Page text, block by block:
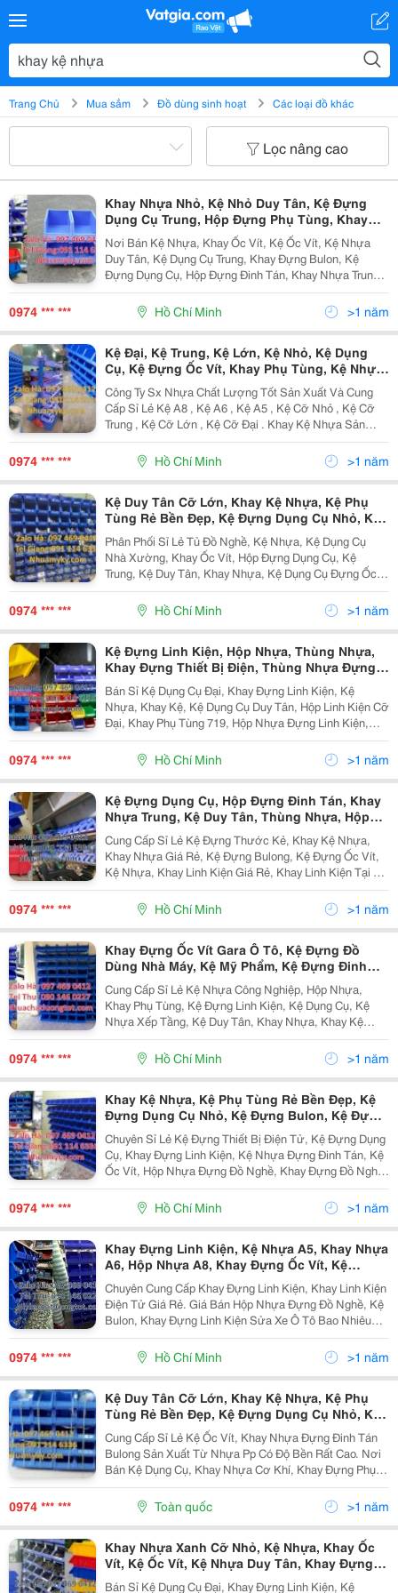
Trang Chủ Mua sắm Đồ dùng sinh hoạt Các loại đồ khác
Lọc nâng cao
Khay Nhựa Nhỏ, Kệ Nhỏ Duy Tân, Kệ Đựng
Dụng Cụ Trung, Hộp Đựng Phụ Tùng, Khay
Nhựa, Hộp Nhựa, Thùng Nhựa, Khay Linh
Kiện, Kệ Đựng Dụng Cụ, Khay Đựng Ốc Vít
Gara Ô Tô, Kệ Đựng Đồ Dùng Nhà Máy,
Nơi Bán Kệ Nhựa, Khay Ốc Vít, Kệ Ốc Vít, Kệ Nhựa
Duy Tân, Kệ Dụng Cụ Trung, Khay Đựng Bulon, Kệ
Đựng Dụng Cụ, Hộp Đựng Đinh Tán, Khay Nhựa Trung,
Kệ Duy Tân, Thùng Nhựa Chuyên Cung Cấp Sỉ Lẻ Khay
Kệ Nhựa, Kệ Ốc Vít Giá Rẻ Tại Tp...
0974 *** *** Hồ Chí Minh >1 năm
Kệ Đại, Kệ Trung, Kệ Lớn, Kệ Nhỏ, Kệ Dụng
Cụ, Kệ Đựng Ốc Vít, Khay Phụ Tùng, Kệ Nhựa,
Khay Nhựa Bít, Khay Đựng Mỹ Phẩm, Khay
Đựng Dụng Cụ Cơ Khí, Hộp Nhựa Duy
Tânkhay Phụ Tùng, Khay Nhựa, Khay Đựng
Linh Kiện,
Công Ty Sx Nhựa Chất Lượng Tốt Sản Xuất Và Cung
Cấp Sỉ Lẻ Kệ A8 , Kệ A6 , Kệ A5 , Kệ Cỡ Nhỏ , Kệ Cỡ
Trung , Kệ Cỡ Lớn , Kệ Cỡ Đại . Khay Kệ Nhựa Sản
Xuất Từ Hạt Nhựa Pp Nguyên Sinh Có Màu Xanh
Dương Rất Bền, Cấu Tạo Đơn Giản Có...
0974 *** *** Hồ Chí Minh >1 năm
Kệ Duy Tân Cỡ Lớn, Khay Kệ Nhựa, Kệ Phụ
Tùng Rẻ Bền Đẹp, Kệ Đựng Dụng Cụ Nhỏ, Kệ
Đựng Đinh Tán, Kệ Đựng Bulon, Địa Chỉ Bán
Kệ Đựng Ốc Vít, Kệ Đựng Phụ Tùng Tại Xưởng
Sửa Chữa Xe Máy,
Phân Phối Sỉ Lẻ Tủ Đồ Nghề, Kệ Nhựa, Kệ Dụng Cụ
Nhà Xường, Khay Ốc Vít, Hộp Đựng Dụng Cụ, Kệ
Trung, Kệ Duy Tân, Khay Nhựa, Kệ Dụng Cụ Đựng Ốc
Vít, Kệ Đựng Hàng Hóa, Khay Đựng Văn Phòng Phẩm,
Kệ Đựng Linh Kiện, Khay Linh Kiện A5 Công...
0974 *** *** Hồ Chí Minh >1 năm
Kệ Đựng Linh Kiện, Hộp Nhựa, Thùng Nhựa,
Khay Đựng Thiết Bị Điện, Thùng Nhựa Đựng
Đồ Dùng, Khay Nhựa Bít, Khay Nhựa Đựng
Dụng Cụ, Kệ Đựng Dụng Cụ Y Tế, Kệ Đựng
Dụng Cụ Cơ Khí, Khay Nhựa Đựng Linh Kiện
Giá Rẻ, Khay Phụ Tùng, Kệ A5
Bán Sỉ Kệ Dụng Cụ Đại, Khay Đựng Linh Kiện, Kệ
Nhựa, Khay Kệ, Kệ Dụng Cụ Duy Tân, Hộp Linh Kiện Cỡ
Đại, Khay Phụ Tùng 719, Hộp Nhựa Đựng Linh Kiện,
Khay Đựng Phụ Tùng, Khay Kệ Nhựa Ốc Vít Tại Tp
Hcm. Công Ty Tnhh Công Nghiệp Mỹ Kỳ Cung...
0974 *** *** Hồ Chí Minh >1 năm
Kệ Đựng Dụng Cụ, Hộp Đựng Đinh Tán, Khay
Nhựa Trung, Kệ Duy Tân, Thùng Nhựa, Hộp
Nhựa Đựng Linh Kiện, Khay Phụ Tùng, Khay
Nhựa, Khay Đựng Linh Kiện, Thùng Nhựa,
Khay Đựng Ốc Vít, Kệ Dụng Cụ Cơ Khí, Khay
Nhựa,
Cung Cấp Sỉ Lẻ Kệ Đựng Thước Kẻ, Khay Kệ Nhựa,
Khay Nhựa Giá Rẻ, Kệ Đựng Bulong, Kệ Đựng Ốc Vít,
Kệ Nhựa, Khay Linh Kiện Giá Rẻ, Khay Linh Kiện Tại Tp
Hcm, Khay Nhựa Xếp Chồng Giá Rẻ, Hộp Nhựa, Thùng
Nhựa, Khay Nhựa Vát Đầu, Kệ Nhựa Xếp Tầng, Kệ
Đựng...
0974 *** *** Hồ Chí Minh >1 năm
Khay Đựng Ốc Vít Gara Ô Tô, Kệ Đựng Đồ
Dùng Nhà Máy, Kệ Mỹ Phẩm, Kệ Đựng Đinh
Vít, Thùng Nhựa Bít, Khay Nhựa Đựng Linh
Kiện, Khay Đựng Ốc Vít, Kệ Dụng Cụ Cơ Khí,
Hộp Đựng Đinh Tán, Khay Nhựa Trung,
Cung Cấp Sỉ Lẻ Kệ Nhựa Công Nghiệp, Hộp Nhựa,
Khay Phụ Tùng, Kệ Đựng Linh Kiện, Kệ Dụng Cụ, Kệ
Nhựa Xếp Tầng, Kệ Duy Tân, Khay Nhựa, Khay Kệ
Nhựa, Kệ Nhựa Đựng Đồ Dùng Gia Dụng. Liên Hệ Trực
Tiếp Để Có Giá Sỉ Toàn Bộ Khung Kệ Được...
0974 *** *** Hồ Chí Minh >1 năm
Khay Kệ Nhựa, Kệ Phụ Tùng Rẻ Bền Đẹp, Kệ
Đựng Dụng Cụ Nhỏ, Kệ Đựng Bulon, Kệ Đựng
Đinh Tán, Địa Chỉ Bán Kệ Đựng Ốc Vít, Kệ
Đựng Phụ Tùng Tại Xưởng Sửa Chữa Xe Máy,
Khay Nhựa Giá Rẻ
Chuyên Sỉ Lẻ Kệ Đựng Thiết Bị Điện Tử, Kệ Đựng Dụng
Cụ, Khay Đựng Linh Kiện, Kệ Nhựa Đựng Đinh Tán, Kệ
Ốc Vít, Hộp Nhựa Đựng Đồ Nghề, Khay Đựng Đồ Nghề
Tại Xưởng Cơ Khí : Dễ Dàng Tháo Lắp, Ráp Được
Nhiều Tầng, Nhiều Lớp, Giá Thành Rẻ, Tiết Kiệm...
0974 *** *** Hồ Chí Minh >1 năm
Khay Đựng Linh Kiện, Kệ Nhựa A5, Khay Nhựa
A6, Hộp Nhựa A8, Khay Đựng Ốc Vít, Kệ
Trung, Kệ Đại, Khay Đựng Đồ Nghề, Địa Chỉ
Bán Kệ Duy Tân, Cung Cấp Sỉ Lẻ Kệ Nhựa, Kệ
Xanh Duy Tân, Hộp Đựng Đinh Tán,
Chuyên Cung Cấp Khay Đựng Linh Kiện, Khay Linh Kiện
Điện Tử Giá Rẻ. Giá Bán Hộp Nhựa Đựng Đồ Nghề, Kệ
Bulon, Khay Đựng Linh Kiện Sửa Xe Ô Tô Bao Nhiêu
Tại Tp Hcm. Sản Phẩm Là Khay Kệ Nhựa Đa Năng :
Ngoài Việc Đựng Các Đồ Vật Nhỏ Như Linh Kiện...
0974 *** *** Hồ Chí Minh >1 năm
Kệ Duy Tân Cỡ Lớn, Khay Kệ Nhựa, Kệ Phụ
Tùng Rẻ Bền Đẹp, Kệ Đựng Dụng Cụ Nhỏ, Kệ
Đựng Đinh Tán, Kệ Đựng Bulon, Địa Chỉ Bán
Kệ Đựng Ốc Vít, Kệ Đựng Phụ Tùng Tại Xưởng
Sửa Chữa Xe Máy Khay Nhựa Nhỏ,
Cung Cấp Sỉ Lẻ Kệ Ốc Vít, Khay Nhựa Đựng Đinh Tán
Bulong Sản Xuất Từ Nhựa Pp Có Độ Bền Rất Cao. Nơi
Bán Kệ Dụng Cụ, Khay Nhựa Cơ Khí, Khay Đựng Phụ
Kiện Tại Tp Hcm. Sản Phẩm Có Thể Ráp Tầng Cao
Thấp, Ngang Dọc Và Rất Tiện Lợi: Bởi Dễ Dàng Tháo...
0974 *** *** Toàn quốc >1 năm
Khay Nhựa Xanh Cỡ Nhỏ, Kệ Nhựa, Khay Ốc
Vít, Kệ Ốc Vít, Kệ Nhựa Duy Tân, Khay Đựng
Bulon,Kệ Dụng Cụ Trung, Kệ Đựng Dụng Cụ,
Bán Sỉ Kệ Dụng Cụ Đại, Khay Đựng Linh Kiện, Kệ